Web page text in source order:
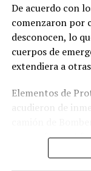
públicos.
De acuerdo con
comenzaron por
desconocen, lo
cuerpos de
extendiera a
Elementos de
acudieron de
para sofocar el
tras varios